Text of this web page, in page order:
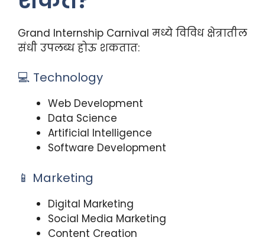
Grand Internship Carnival मध्ये विविध क्षेत्रातील
संधी उपलब्ध होऊ शकतात:
💻 Technology
Web Development
Data Science
Artificial Intelligence
Software Development
📱 Marketing
Digital Marketing
Social Media Marketing
Content Creation